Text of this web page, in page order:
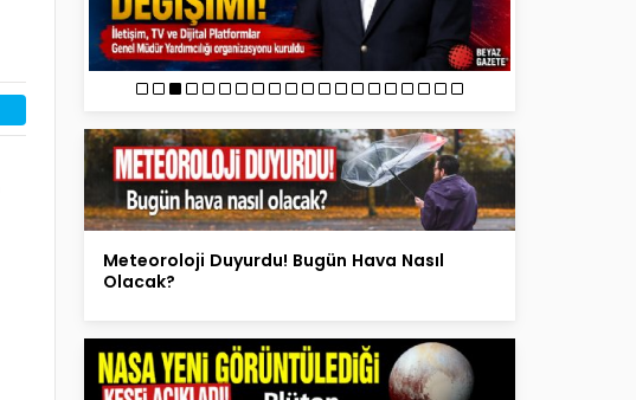
Meteoroloji Duyurdu! Bugün Hava Nasıl
Olacak?